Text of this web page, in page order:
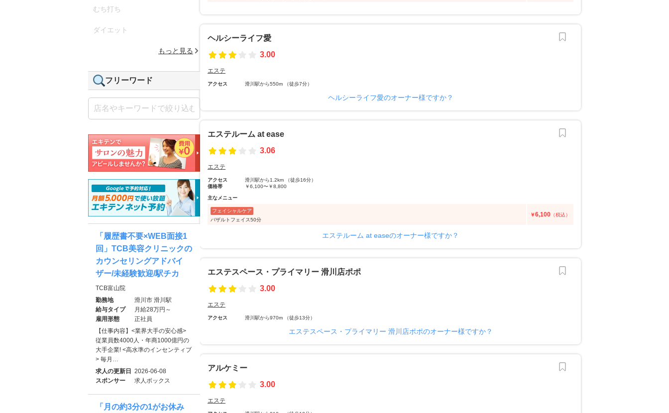
ヘルシーライフ愛
3.00
エステ
アクセス 滑川駅から550m （徒歩7分）
ヘルシーライフ愛のオーナー様ですか？
エステルーム at ease
3.06
エステ
アクセス
滑川駅から1.2km （徒歩16分）
価格帯
￥6,100〜￥8,800
主なメニュー
フェイシャルケア
バザルトフェイス50分
￥6,100 （税込）
エステルーム at easeのオーナー様ですか？
エステスペース・プライマリー 滑川店ポポ
3.00
エステ
アクセス 滑川駅から970m （徒歩13分）
エステスペース・プライマリー 滑川店ポポのオーナー様ですか？
アルケミー
3.00
エステ
むち打ち
ダイエット
もっと見る
フリーワード
「履歴書不要×WEB面接1
回」TCB美容クリニックの
カウンセリングアドバイ
ザー/未経験歓迎/駅チカ
TCB富山院
勤務地
滑川市 滑川駅
給与タイプ
月給28万円～
雇用形態
正社員
【仕事内容】<業界大手の安心感>
従業員数4000人・年商1000億円の
大手企業! <⾼⽔準のインセンティブ
> 毎月…
求人の更新日 2026-06-08
スポンサー
求人ボックス
「月の約3分の1がお休み